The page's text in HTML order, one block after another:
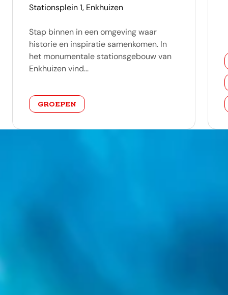
adres
Stationsplein 1, Enkhuizen
Stap binnen in een omgeving waar
historie en inspiratie samenkomen. In
het monumentale stationsgebouw van
Enkhuizen vind...
categorie
GROEPEN